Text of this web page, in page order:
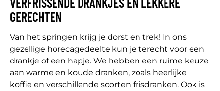
GERECHTEN
Van het springen krijg je dorst en trek! In ons
gezellige horecagedeelte kun je terecht voor een
drankje of een hapje. We hebben een ruime keuze
aan warme en koude dranken, zoals heerlijke
koffie en verschillende soorten frisdranken. Ook is